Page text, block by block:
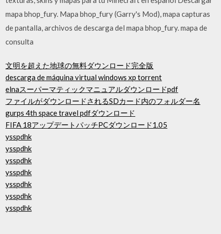
mapa bhop_fury. Mapa bhop_fury (Garry's Mod), mapa capturas
de pantalla, archivos de descarga del mapa bhop_fury. mapa de
consulta
文明を超えた地球の無料ダウンロード完全版
descarga de máquina virtual windows xp torrent
elnaスーパーマティックマニュアルダウンロードpdf
ファイルがダウンロードされるSDカード内のフォルダー名
gurps 4th space travel pdfダウンロード
FIFA 18アップデートパッチPCダウンロード1.05
ysspdhk
ysspdhk
ysspdhk
ysspdhk
ysspdhk
ysspdhk
ysspdhk